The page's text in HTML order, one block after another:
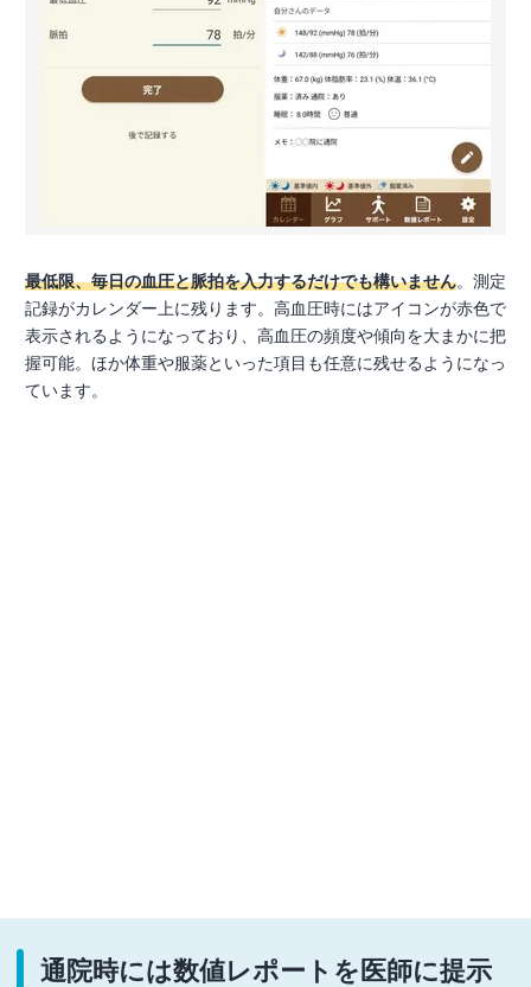
最低限、毎日の血圧と脈拍を入力するだけでも構いません。測定
記録がカレンダー上に残ります。高血圧時にはアイコンが赤色で
表示されるようになっており、高血圧の頻度や傾向を大まかに把
握可能。ほか体重や服薬といった項目も任意に残せるようになっ
ています。
通院時には数値レポートを医師に提示